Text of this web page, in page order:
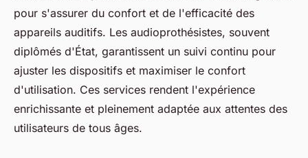
pour s'assurer du confort et de l'efficacité des
appareils auditifs. Les audioprothésistes, souvent
diplômés d'État, garantissent un suivi continu pour
ajuster les dispositifs et maximiser le confort
d'utilisation. Ces services rendent l'expérience
enrichissante et pleinement adaptée aux attentes des
utilisateurs de tous âges.